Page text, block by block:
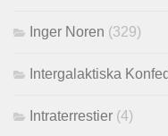
Inger Noren (329)
Intergalaktiska
Intraterrestier (4)